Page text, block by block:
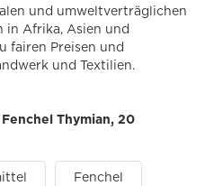
und umweltverträglichen
in Afrika, Asien und
fairen Preisen und
und Textilien.
Thymian, 20
Fenchel